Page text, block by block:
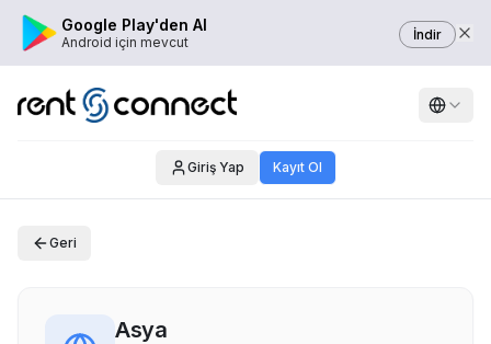
Google Play'den Al
Android için mevcut İndir
Giriş Yap Kayıt Ol
Geri
Asya